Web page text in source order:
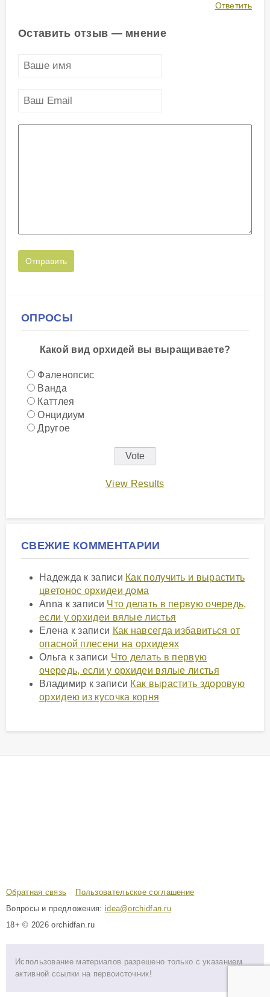
Ответить
Оставить отзыв — мнение
ОПРОСЫ
Какой вид орхидей вы выращиваете?
Фаленопсис
Ванда
Каттлея
Онцидиум
Другое
View Results
СВЕЖИЕ КОММЕНТАРИИ
Надежда к записи Как получить и вырастить
цветонос орхидеи дома
Anna к записи Что делать в первую очередь,
если у орхидеи вялые листья
Елена к записи Как навсегда избавиться от
опасной плесени на орхидеях
Ольга к записи Что делать в первую
очередь, если у орхидеи вялые листья
Владимир к записи Как вырастить здоровую
орхидею из кусочка корня
Обратная связь
Пользовательское соглашение
Вопросы и предложения: idea@orchidfan.ru
18+ © 2026 orchidfan.ru
Использование материалов разрешено только с указанием
активной ссылки на первоисточник!